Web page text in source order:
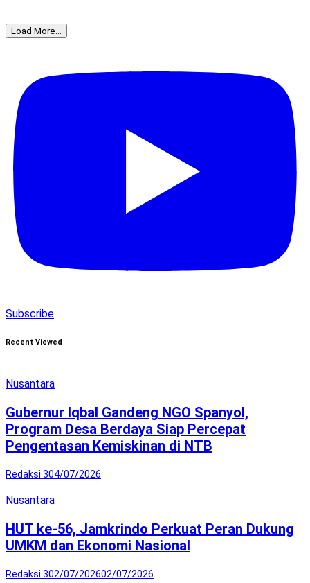
Load More...
Subscribe
Recent Viewed
Nusantara
Gubernur Iqbal Gandeng NGO Spanyol,
Program Desa Berdaya Siap Percepat
Pengentasan Kemiskinan di NTB
Redaksi 304/07/2026
Nusantara
HUT ke-56, Jamkrindo Perkuat Peran Dukung
UMKM dan Ekonomi Nasional
Redaksi 302/07/202602/07/2026